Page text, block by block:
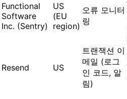
Functional
Software
Inc. (Sentry)
US
(EU
region)
오류 모니터
링
Resend US
트랜잭션 이
메일 (로그
인 코드, 알
림)